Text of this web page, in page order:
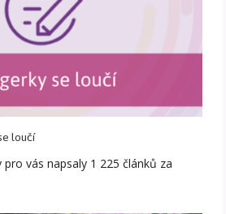
loučí
vás napsaly 1 225 článků za